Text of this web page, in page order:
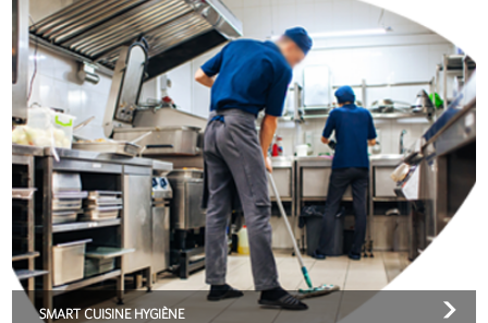
SMART CUISINE HYGIÈNE